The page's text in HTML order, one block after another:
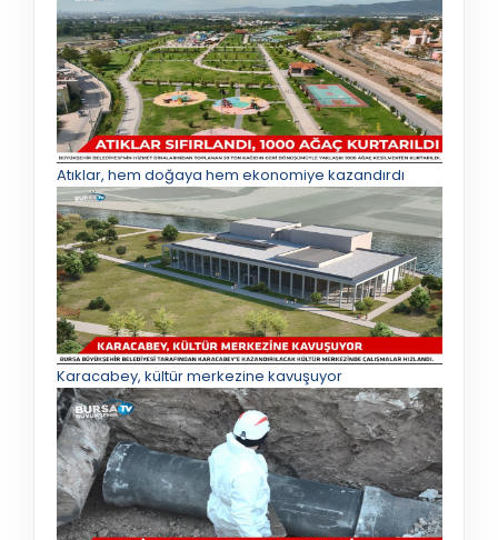
Atıklar, hem doğaya hem ekonomiye kazandırdı
Karacabey, kültür merkezine kavuşuyor